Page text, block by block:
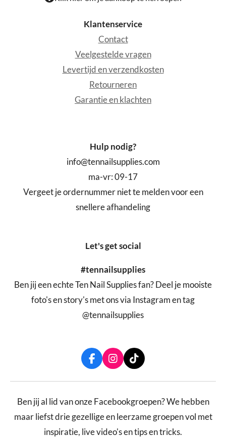
Klantenservice
Contact
Veelgestelde vragen
Levertijd en verzendkosten
Retourneren
Garantie en klachten
Hulp nodig?
info@tennailsupplies.com
ma-vr: 09-17
Vergeet je ordernummer niet te melden voor een
snellere afhandeling
Let's get social
#tennailsupplies
Ben jij een echte Ten Nail Supplies fan? Deel je mooiste
foto's en story's met ons via Instagram en tag
@tennailsupplies
F
a
c
b
o
k
I
n
s
a
r
a
T
i
k
o
Ben jij al lid van onze Facebookgroepen? We hebben
maar liefst drie gezellige en leerzame groepen vol met
inspiratie, live video's en tips en tricks.